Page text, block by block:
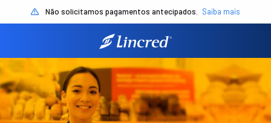
Não solicitamos pagamentos antecipados. Saiba mais